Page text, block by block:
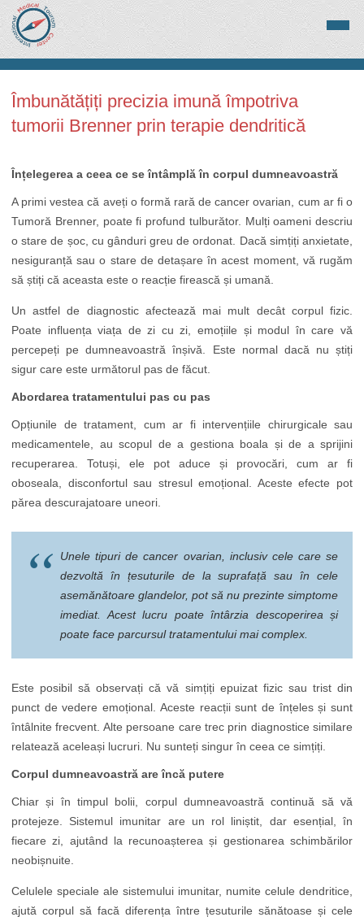
Îmbunătățiți precizia imună împotriva
tumorii Brenner prin terapie dendritică
Înțelegerea a ceea ce se întâmplă în corpul dumneavoastră
A primi vestea că aveți o formă rară de cancer ovarian, cum ar fi o
Tumoră Brenner, poate fi profund tulburător. Mulți oameni descriu
o stare de șoc, cu gânduri greu de ordonat. Dacă simțiți anxietate,
nesiguranță sau o stare de detașare în acest moment, vă rugăm
să știți că aceasta este o reacție firească și umană.
Un astfel de diagnostic afectează mai mult decât corpul fizic.
Poate influența viața de zi cu zi, emoțiile și modul în care vă
percepeți pe dumneavoastră înșivă. Este normal dacă nu știți
sigur care este următorul pas de făcut.
Abordarea tratamentului pas cu pas
Opțiunile de tratament, cum ar fi intervențiile chirurgicale sau
medicamentele, au scopul de a gestiona boala și de a sprijini
recuperarea. Totuși, ele pot aduce și provocări, cum ar fi
oboseala, disconfortul sau stresul emoțional. Aceste efecte pot
părea descurajatoare uneori.
Unele tipuri de cancer ovarian, inclusiv cele care se
dezvoltă în țesuturile de la suprafață sau în cele
asemănătoare glandelor, pot să nu prezinte simptome
imediat. Acest lucru poate întârzia descoperirea și
poate face parcursul tratamentului mai complex.
Este posibil să observați că vă simțiți epuizat fizic sau trist din
punct de vedere emoțional. Aceste reacții sunt de înțeles și sunt
întâlnite frecvent. Alte persoane care trec prin diagnostice similare
relatează aceleași lucruri. Nu sunteți singur în ceea ce simțiți.
Corpul dumneavoastră are încă putere
Chiar și în timpul bolii, corpul dumneavoastră continuă să vă
protejeze. Sistemul imunitar are un rol liniștit, dar esențial, în
fiecare zi, ajutând la recunoașterea și gestionarea schimbărilor
neobișnuite.
Celulele speciale ale sistemului imunitar, numite celule dendritice,
ajută corpul să facă diferența între țesuturile sănătoase și cele